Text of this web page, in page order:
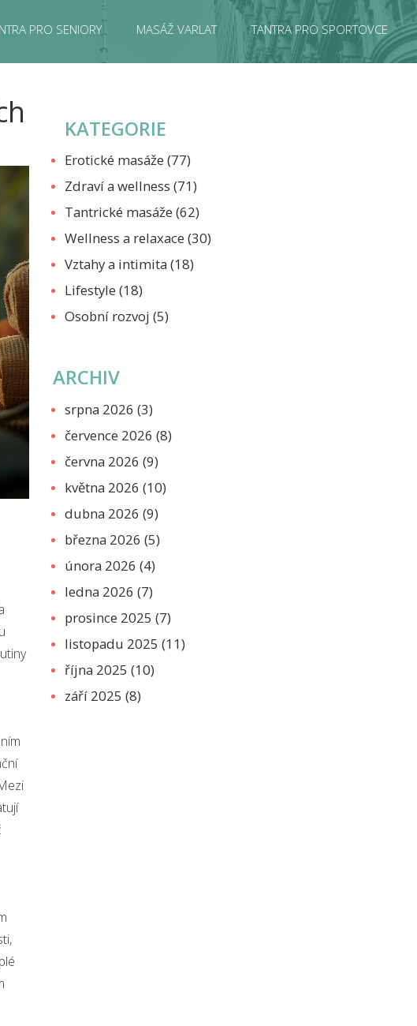
PRO SENIORY MASÁŽ VARLAT TANTRA PRO SPORTOVCE
KATEGORIE
Erotické masáže (77)
Zdraví a wellness (71)
Tantrické masáže (62)
Wellness a relaxace (30)
Vztahy a intimita (18)
Lifestyle (18)
Osobní rozvoj (5)
ARCHIV
srpna 2026 (3)
července 2026 (8)
června 2026 (9)
května 2026 (10)
dubna 2026 (9)
března 2026 (5)
února 2026 (4)
ledna 2026 (7)
prosince 2025 (7)
listopadu 2025 (11)
října 2025 (10)
září 2025 (8)